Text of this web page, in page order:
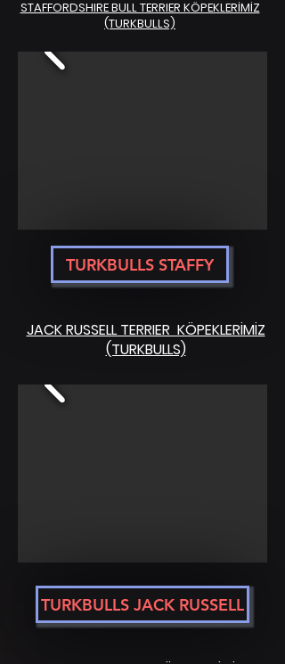
STAFFORDSHIRE BULL TERRIER KÖPEKLERİMİZ
(TURKBULLS)
TURKBULLS STAFFY
JACK RUSSELL TERRIER KÖPEKLERİMİZ
(TURKBULLS)
TURKBULLS JACK RUSSELL